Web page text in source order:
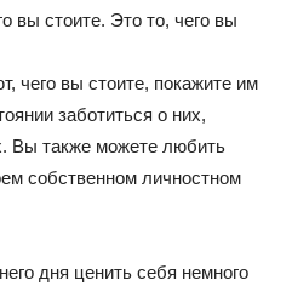
вы стоите. Это то, чего вы
чего вы стоите, покажите им
заботиться о них,
Вы также можете любить
собственном личностном
дня ценить себя немного